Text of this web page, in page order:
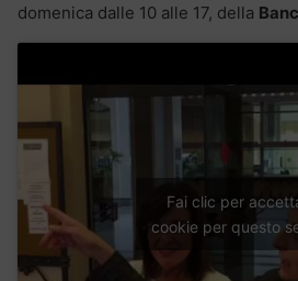
domenica dalle 10 alle 17, della
Fai clic per
cookie per questo